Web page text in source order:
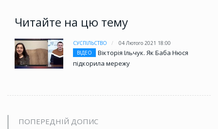
Читайте на цю тему
СУСПІЛЬСТВО
04 Лютого 2021 18:00
ВІДЕО
Вікторія Ільчук. Як Баба Нюся
підкорила мережу
ПОПЕРЕДНІЙ ДОПИС